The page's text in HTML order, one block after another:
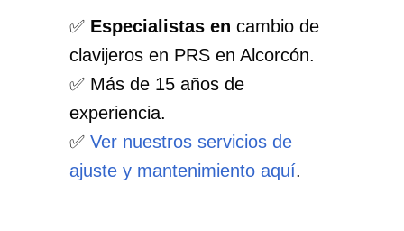
✅ Especialistas en cambio de
clavijeros en PRS en Alcorcón.
✅ Más de 15 años de
experiencia.
✅ Ver nuestros servicios de
ajuste y mantenimiento aquí.